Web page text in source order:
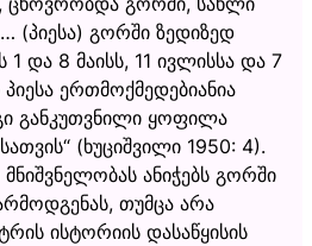
(პიესა) გორში ზედიზედ
და 8 მაისს, 11 ივლისსა და 7
ერთმოქმედებიანია
განკუთვნილი ყოფილა
(ხუციშვილი 1950: 4).
ანიჭებს გორში
თუმცა არა
ისტორიის დასაწყისის